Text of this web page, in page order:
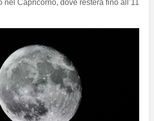
nel Capricorno, dove resterà fino all’11